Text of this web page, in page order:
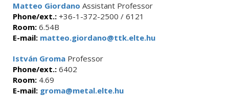
Matteo Giordano Assistant Professor
Phone/ext.: +36-1-372-2500 / 6121
Room: 6.54B
E-mail: matteo.giordano@ttk.elte.hu
István Groma Professor
Phone/ext.: 6402
Room: 4.69
E-mail: groma@metal.elte.hu